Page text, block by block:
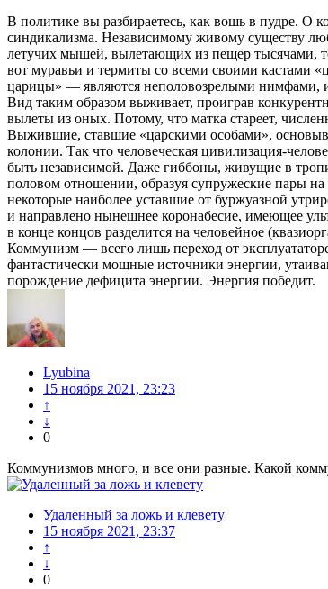
В политике вы разбираетесь, как вошь в пудре. О
синдикализма. Независимому живому существу
летучих мышей, вылетающих из пещер тысячами,
вот муравьи и термиты со всеми своими кастами
царицы» — являются неполовозрелыми нимфами,
Вид таким образом выживает, проиграв
вылеты из оных. Потому, что матка стареет,
Выжившие, ставшие «царскими особами»,
колонии. Так что человеческая цивилизация-
быть независимой. Даже гиббоны, живущие в
половом отношении, образуя супружеские пары
некоторые наиболее уставшие от буржуазной
и направлено нынешнее коронабесие, имеющее
в конце концов разделится на человейное
Коммунизм — всего лишь переход от
фантастически мощные источники энергии,
порождение дефицита энергии. Энергия победит.
Lyubina
15 ноября 2021, 23:23
↑
↓
0
Коммунизмов много, и все они разные. Какой
Удаленный за ложь и клевету
15 ноября 2021, 23:37
↑
↓
0